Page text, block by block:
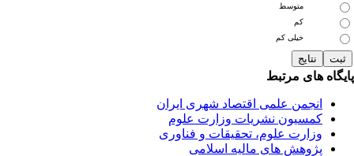
متوسط
خیلی کم
های مرتبط
انجمن علمی اقتصاد شهری ایران
کمسیون نشریات وزارت علوم
وزارت علوم، تحقیقات و فناوری
پژوهش های مالیه اسلامی